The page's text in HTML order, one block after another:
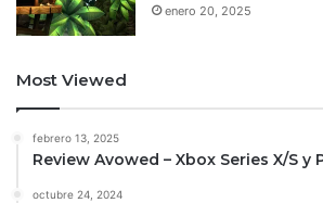
enero 20, 2025
Most Viewed
febrero 13, 2025
Review Avowed – Xbox Series X/S y
octubre 24, 2024